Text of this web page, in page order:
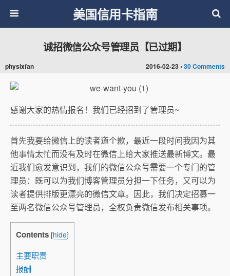
美国信用卡指南
2016-02-23 •30 Comments
诚招微信公众号管理员【已过期】
physixfan
感谢大家的热情报名！我们已经招到了管理员~
首先我要给微信上的读者道个歉，最近一段时间我因为其
他事情太忙而没有及时在微信上给大家推送最新博文。最
近我们愈发意识到，我们的微信公众号需要一个专门的管
理员：既可以为我们博客管理员分担一下任务，又可以为
读者提供排版更漂亮的微信文章。因此，我们决定招募一
至两名微信公众号管理员，全权负责微信发布相关事项。
Contents [hide]
主要职责
报酬